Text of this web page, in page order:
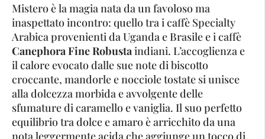
Mistero è la magia nata da un favoloso ma
inaspettato incontro: quello tra i caffè Specialty
Arabica provenienti da Uganda e Brasile e i caffè
Canephora Fine Robusta indiani. L’accoglienza e
il calore evocato dalle sue note di biscotto
croccante, mandorle e nocciole tostate si unisce
alla dolcezza morbida e avvolgente delle
sfumature di caramello e vaniglia. Il suo perfetto
equilibrio tra dolce e amaro è arricchito da una
nota leggermente acida che aggiunge un tocco di